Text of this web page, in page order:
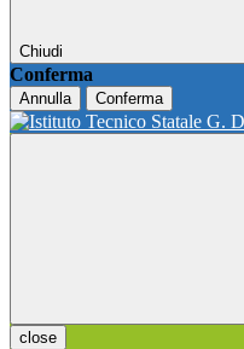
Chiudi
Conferma
Annulla Conferma
close